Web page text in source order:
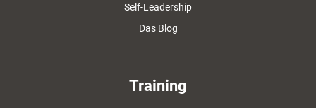
Self-Leadership
Das Blog
Training